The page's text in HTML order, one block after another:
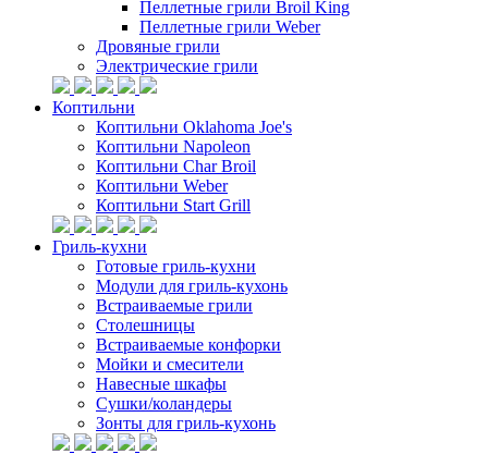
Пеллетные грили Broil King
Пеллетные грили Weber
Дровяные грили
Электрические грили
Коптильни
Коптильни Oklahoma Joe's
Коптильни Napoleon
Коптильни Char Broil
Коптильни Weber
Коптильни Start Grill
Гриль-кухни
Готовые гриль-кухни
Модули для гриль-кухонь
Встраиваемые грили
Столешницы
Встраиваемые конфорки
Мойки и смесители
Навесные шкафы
Сушки/коландеры
Зонты для гриль-кухонь